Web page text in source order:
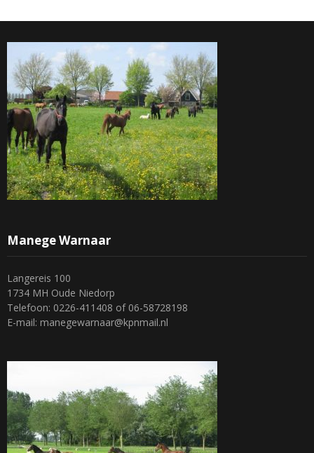
Manege Warnaar
Langereis 100
1734 MH Oude Niedorp
Telefoon: 0226-411408 of 06-58728198
E-mail: manegewarnaar@kpnmail.nl